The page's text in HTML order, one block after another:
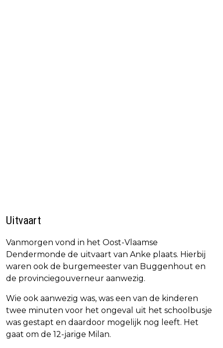
Uitvaart
Vanmorgen vond in het Oost-Vlaamse
Dendermonde de uitvaart van Anke plaats. Hierbij
waren ook de burgemeester van Buggenhout en
de provinciegouverneur aanwezig.
Wie ook aanwezig was, was een van de kinderen
twee minuten voor het ongeval uit het schoolbusje
was gestapt en daardoor mogelijk nog leeft. Het
gaat om de 12-jarige Milan.